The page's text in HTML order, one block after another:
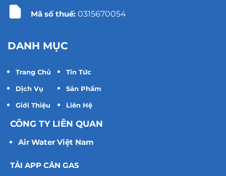
Mã số thuế: 0315670054
DANH MỤC
Trang Chủ
Dịch Vụ
Giới Thiệu
Tin Tức
Sản Phẩm
Liên Hệ
CÔNG TY LIÊN QUAN
Air Water Việt Nam
TẢI APP CÂN GAS